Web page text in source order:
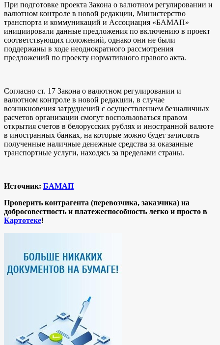
При подготовке проекта Закона о валютном регулировании и
валютном контроле в новой редакции, Министерство
транспорта и коммуникаций и Ассоциация «БАМАП»
инициировали данные предложения по включению в проект
соответствующих положений, однако они не были
поддержаны в ходе неоднократного рассмотрения
предложений по проекту нормативного правого акта.
Согласно ст. 17 Закона о валютном регулировании и
валютном контроле в новой редакции, в случае
возникновения затруднений с осуществлением безналичных
расчетов организации смогут воспользоваться правом
открытия счетов в белорусских рублях и иностранной валюте
в иностранных банках, на которые можно будет зачислять
полученные наличные денежные средства за оказанные
транспортные услуги, находясь за пределами страны.
Источник: БАМАП
Проверить контрагента (перевозчика, заказчика) на
добросовестность и платежеспособность легко и просто в
Картотеке!